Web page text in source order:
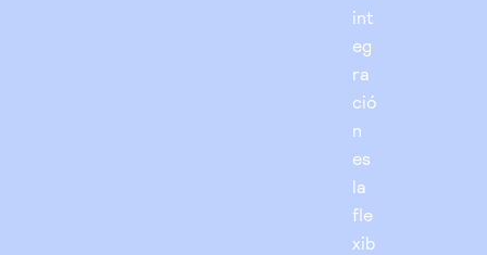
int
eg
ra
ció
n
es
la
fle
xib